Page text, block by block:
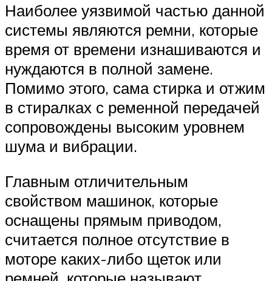
Наиболее уязвимой частью данной
системы являются ремни, которые
время от времени изнашиваются и
нуждаются в полной замене.
Помимо этого, сама стирка и отжим
в стиралках с ременной передачей
сопровождены высоким уровнем
шума и вибрации.
Главным отличительным
свойством машинок, которые
оснащены прямым приводом,
считается полное отсутствие в
моторе каких-либо щеток или